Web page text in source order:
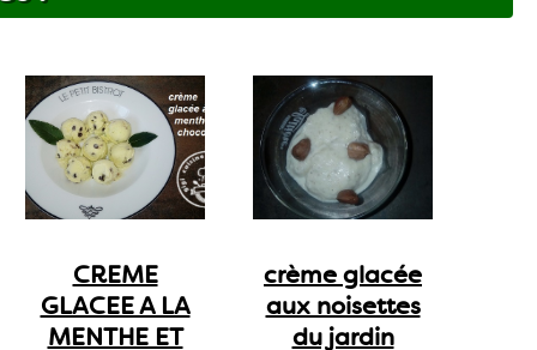
CREME
GLACEE A LA
MENTHE ET
crème glacée
aux noisettes
du jardin